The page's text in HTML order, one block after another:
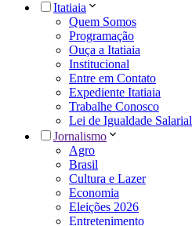
Itatiaia
Quem Somos
Programação
Ouça a Itatiaia
Institucional
Entre em Contato
Expediente Itatiaia
Trabalhe Conosco
Lei de Igualdade Salarial
Jornalismo
Agro
Brasil
Cultura e Lazer
Economia
Eleições 2026
Entretenimento